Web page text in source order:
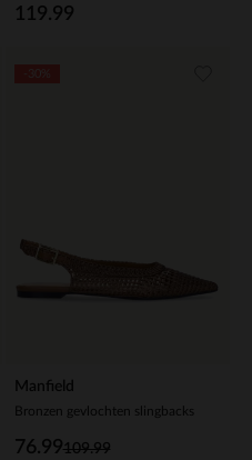
119.99
Manfield
Bronzen gevlochten slingbacks
109.99
76.99